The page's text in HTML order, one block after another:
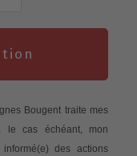
Bougent traite mes
le cas échéant, mon
informé(e) des actions